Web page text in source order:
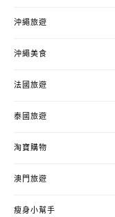
沖繩旅遊
沖繩美食
法國旅遊
泰國旅遊
淘寶購物
澳門旅遊
瘦身小幫手